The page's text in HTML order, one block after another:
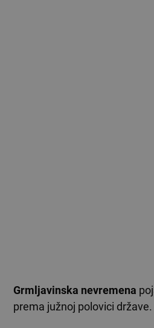
Grmljavinska nevremena
prema južnoj polovici države.